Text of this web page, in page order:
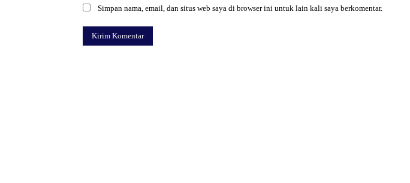
Simpan nama, email, dan situs web saya di browser ini untuk lain kali saya berkomentar.